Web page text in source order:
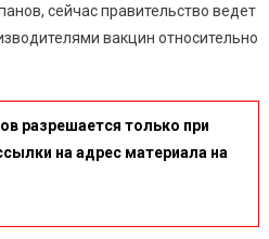
сейчас правительство ведет
вакцин относительно
разрешается только при
на адрес материала на